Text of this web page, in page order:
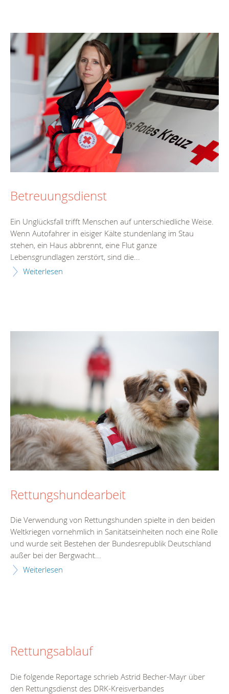
Betreuungsdienst
Ein Unglücksfall trifft Menschen auf unterschiedliche Weise.
Wenn Autofahrer in eisiger Kälte stundenlang im Stau
stehen, ein Haus abbrennt, eine Flut ganze
Lebensgrundlagen zerstört, sind die...
Weiterlesen
Rettungshundearbeit
Die Verwendung von Rettungshunden spielte in den beiden
Weltkriegen vornehmlich in Sanitätseinheiten noch eine Rolle
und wurde seit Bestehen der Bundesrepublik Deutschland
außer bei der Bergwacht...
Weiterlesen
Rettungsablauf
Die folgende Reportage schrieb Astrid Becher-Mayr über
den Rettungsdienst des DRK-Kreisverbandes